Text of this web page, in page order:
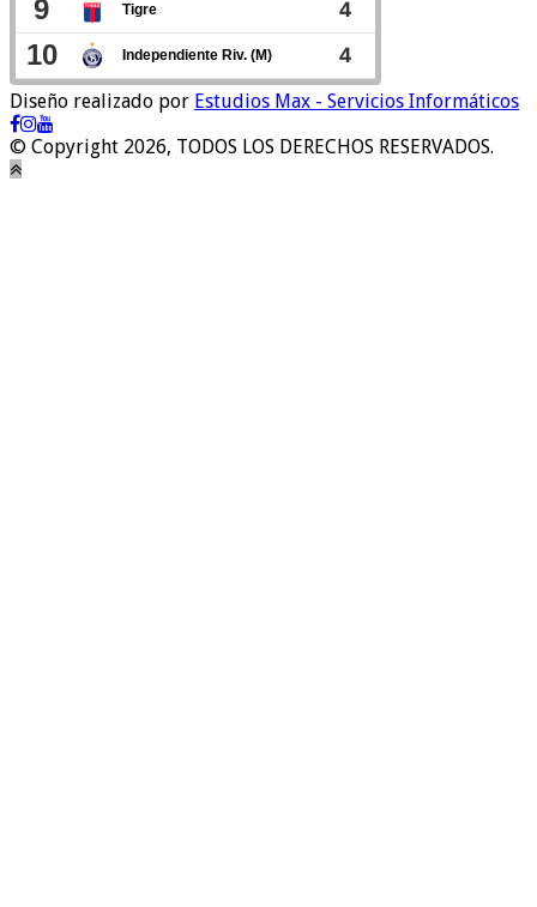
Diseño realizado por Estudios Max - Servicios Informáticos
© Copyright 2026, TODOS LOS DERECHOS RESERVADOS.